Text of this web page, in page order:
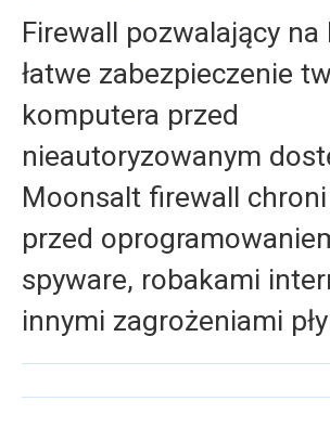
Firewall pozwalający na
łatwe zabezpieczenie
komputera przed
nieautoryzowanym
Moonsalt firewall
przed
spyware, robakami
innymi zagrożeniami